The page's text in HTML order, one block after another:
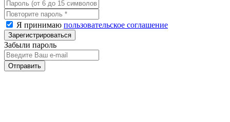
Я принимаю пользовательское соглашение
Забыли пароль